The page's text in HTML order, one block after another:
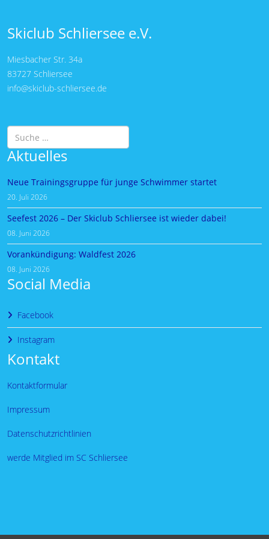
Skiclub Schliersee e.V.
Miesbacher Str. 34a
83727 Schliersee
info@skiclub-schliersee.de
Suchen
Aktuelles
Neue Trainingsgruppe für junge Schwimmer startet
20. Juli 2026
Seefest 2026 – Der Skiclub Schliersee ist wieder dabei!
08. Juni 2026
Vorankündigung: Waldfest 2026
08. Juni 2026
Social Media
Facebook
Instagram
Kontakt
Kontaktformular
Impressum
Datenschutzrichtlinien
werde Mitglied im SC Schliersee